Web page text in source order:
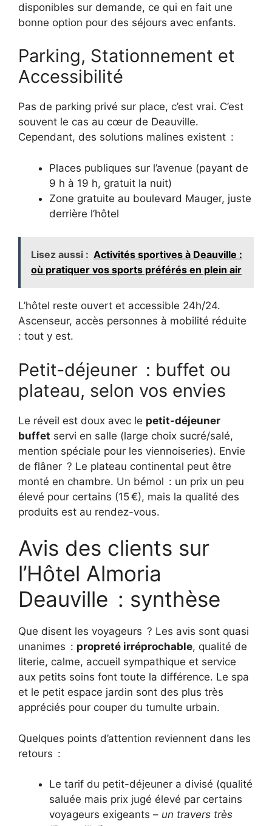
disponibles sur demande, ce qui en fait une
bonne option pour des séjours avec enfants.
Parking, Stationnement et
Accessibilité
Pas de parking privé sur place, c’est vrai. C’est
souvent le cas au cœur de Deauville.
Cependant, des solutions malines existent :
Places publiques sur l’avenue (payant de
9 h à 19 h, gratuit la nuit)
Zone gratuite au boulevard Mauger, juste
derrière l’hôtel
Lisez aussi : Activités sportives à Deauville :
où pratiquer vos sports préférés en plein air
L’hôtel reste ouvert et accessible 24h/24.
Ascenseur, accès personnes à mobilité réduite
: tout y est.
Petit-déjeuner : buffet ou
plateau, selon vos envies
Le réveil est doux avec le petit-déjeuner
buffet servi en salle (large choix sucré/salé,
mention spéciale pour les viennoiseries). Envie
de flâner ? Le plateau continental peut être
monté en chambre. Un bémol : un prix un peu
élevé pour certains (15 €), mais la qualité des
produits est au rendez-vous.
Avis des clients sur
l’Hôtel Almoria
Deauville : synthèse
Que disent les voyageurs ? Les avis sont quasi
unanimes : propreté irréprochable, qualité de
literie, calme, accueil sympathique et service
aux petits soins font toute la différence. Le spa
et le petit espace jardin sont des plus très
appréciés pour couper du tumulte urbain.
Quelques points d’attention reviennent dans les
retours :
Le tarif du petit-déjeuner a divisé (qualité
saluée mais prix jugé élevé par certains
voyageurs exigeants – un travers très